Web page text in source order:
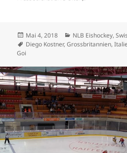
Veröffentlicht
am
Mai 4, 2018 Kategorien
NLB Eishockey,
Schlagwörter
Diego Kostner,Grossbritannien,
Goi